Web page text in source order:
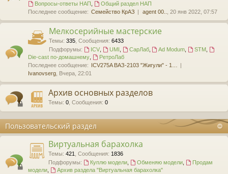
Вопросы-ответы НАП ,
Общий раздел НАП
Последнее сообщение: Семейство КрАЗ agent 00.., 20 янв 2022, 07:57
Мелкосерийные мастерские
Темы: 335, Сообщения: 6433
Подфорумы:
ICV, UMI , СарЛаб, Ad Modum, STM,
Die-cast по-домашнему,
РетроЛаб
Последнее сообщение:
ICV275A ВАЗ-2103 "Жигули" - 1…
Ivanovserg, Вчера, 22:01
Архив основных разделов
Темы: 0, Сообщения: 0
Пользовательский раздел
Виртуальная барахолка
Темы: 421, Сообщения: 1836
Подфорумы:
Куплю модели, Обменяю модели,
Продам
модели,
Архив раздела "Виртуальная барахолка"